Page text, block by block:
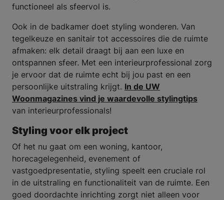
functioneel als sfeervol is.
Ook in de badkamer doet styling wonderen. Van
tegelkeuze en sanitair tot accessoires die de ruimte
afmaken: elk detail draagt bij aan een luxe en
ontspannen sfeer. Met een interieurprofessional zorg
je ervoor dat de ruimte echt bij jou past en een
persoonlijke uitstraling krijgt. In de UW
Woonmagazines vind je waardevolle stylingtips
van interieurprofessionals!
Styling voor elk project
Of het nu gaat om een woning, kantoor,
horecagelegenheid, evenement of
vastgoedpresentatie, styling speelt een cruciale rol
in de uitstraling en functionaliteit van de ruimte. Een
goed doordachte inrichting zorgt niet alleen voor